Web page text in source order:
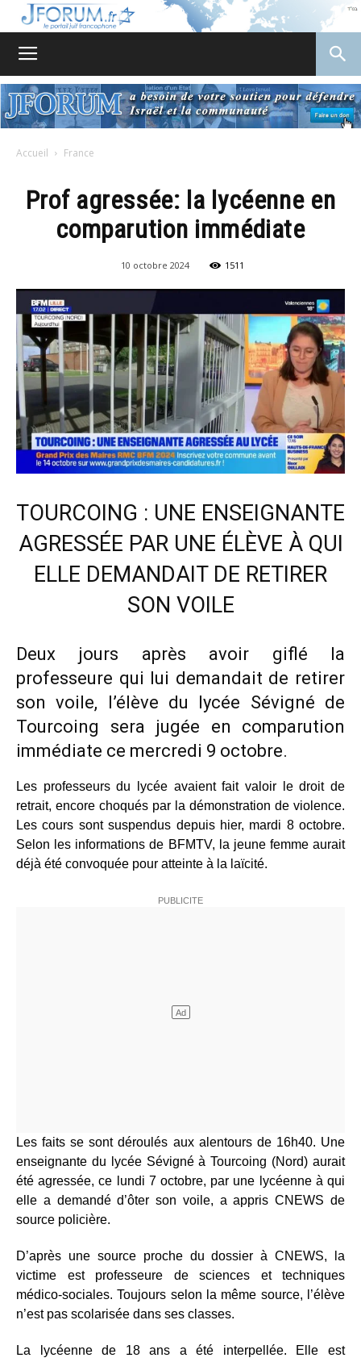
Accueil France
Prof agressée: la lycéenne en
comparution immédiate
10 octobre 2024 1511
TOURCOING : UNE ENSEIGNANTE
AGRESSÉE PAR UNE ÉLÈVE À QUI
ELLE DEMANDAIT DE RETIRER
SON VOILE
Deux jours après avoir giflé la
professeure qui lui demandait de retirer
son voile, l’élève du lycée Sévigné de
Tourcoing sera jugée en comparution
immédiate ce mercredi 9 octobre.
Les professeurs du lycée avaient fait valoir le droit de
retrait, encore choqués par la démonstration de violence.
Les cours sont suspendus depuis hier, mardi 8 octobre.
Selon les informations de BFMTV, la jeune femme aurait
déjà été convoquée pour atteinte à la laïcité.
Les faits se sont déroulés aux alentours de 16h40. Une
enseignante du lycée Sévigné à Tourcoing (Nord) aurait
été agressée, ce lundi 7 octobre, par une lycéenne à qui
elle a demandé d’ôter son voile, a appris CNEWS de
source policière.
D’après une source proche du dossier à CNEWS, la
victime est professeure de sciences et techniques
médico-sociales. Toujours selon la même source, l’élève
n’est pas scolarisée dans ses classes.
La lycéenne de 18 ans a été interpellée. Elle est